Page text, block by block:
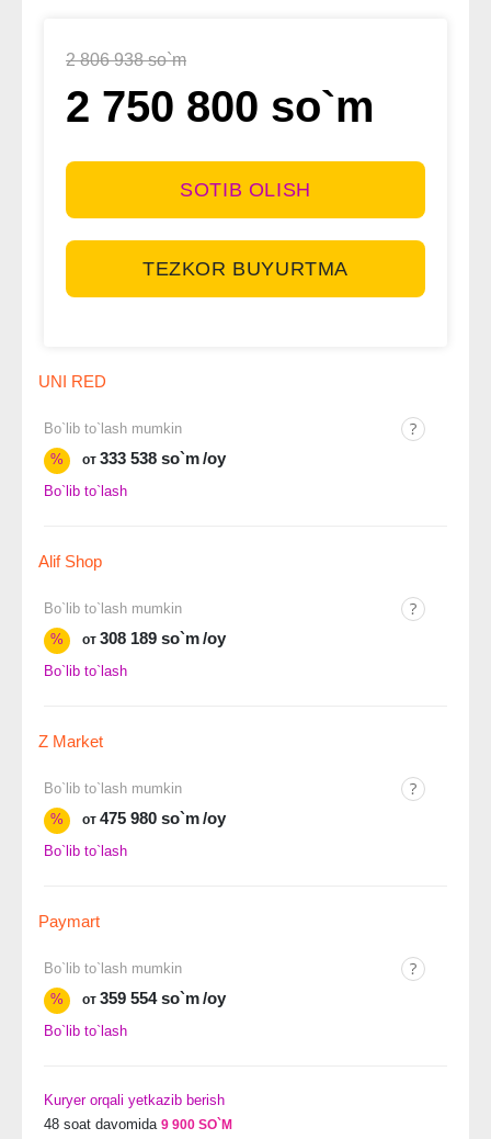
2 806 938 so`m
2 750 800 so`m
SOTIB OLISH
TEZKOR BUYURTMA
UNI RED
Bo`lib to`lash mumkin
%
от 333 538 so`m/oy
Bo`lib to`lash
Alif Shop
Bo`lib to`lash mumkin
%
от 308 189 so`m/oy
Bo`lib to`lash
Z Market
Bo`lib to`lash mumkin
%
от 475 980 so`m/oy
Bo`lib to`lash
Paymart
Bo`lib to`lash mumkin
%
от 359 554 so`m/oy
Bo`lib to`lash
Kuryer orqali yetkazib berish
48 soat davomida 9 900 SO`M